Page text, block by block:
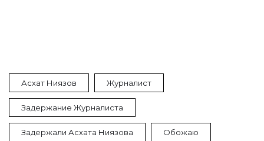
Асхат Ниязов Журналист
Задержание Журналиста
Задержали Асхата Ниязова Обожаю